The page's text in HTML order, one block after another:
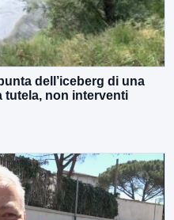
dell’iceberg di una
tutela, non interventi